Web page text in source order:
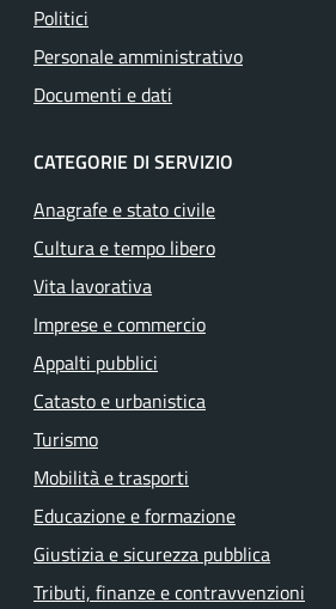
Politici
Personale amministrativo
Documenti e dati
CATEGORIE DI SERVIZIO
Anagrafe e stato civile
Cultura e tempo libero
Vita lavorativa
Imprese e commercio
Appalti pubblici
Catasto e urbanistica
Turismo
Mobilità e trasporti
Educazione e formazione
Giustizia e sicurezza pubblica
Tributi, finanze e contravvenzioni